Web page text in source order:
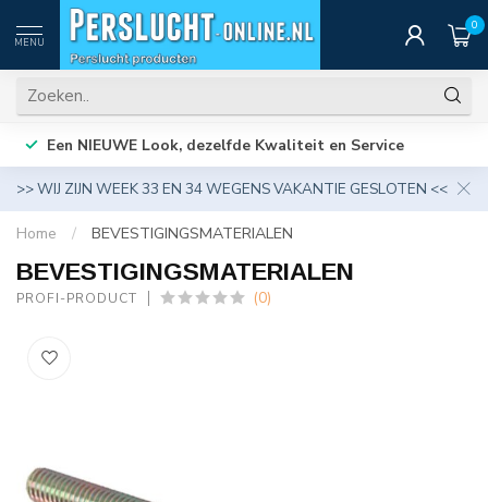
MENU
0
Een NIEUWE Look, dezelfde Kwaliteit en Service
>> WIJ ZIJN WEEK 33 EN 34 WEGENS VAKANTIE GESLOTEN <<
Home / BEVESTIGINGSMATERIALEN
BEVESTIGINGSMATERIALEN
PROFI-PRODUCT (0)